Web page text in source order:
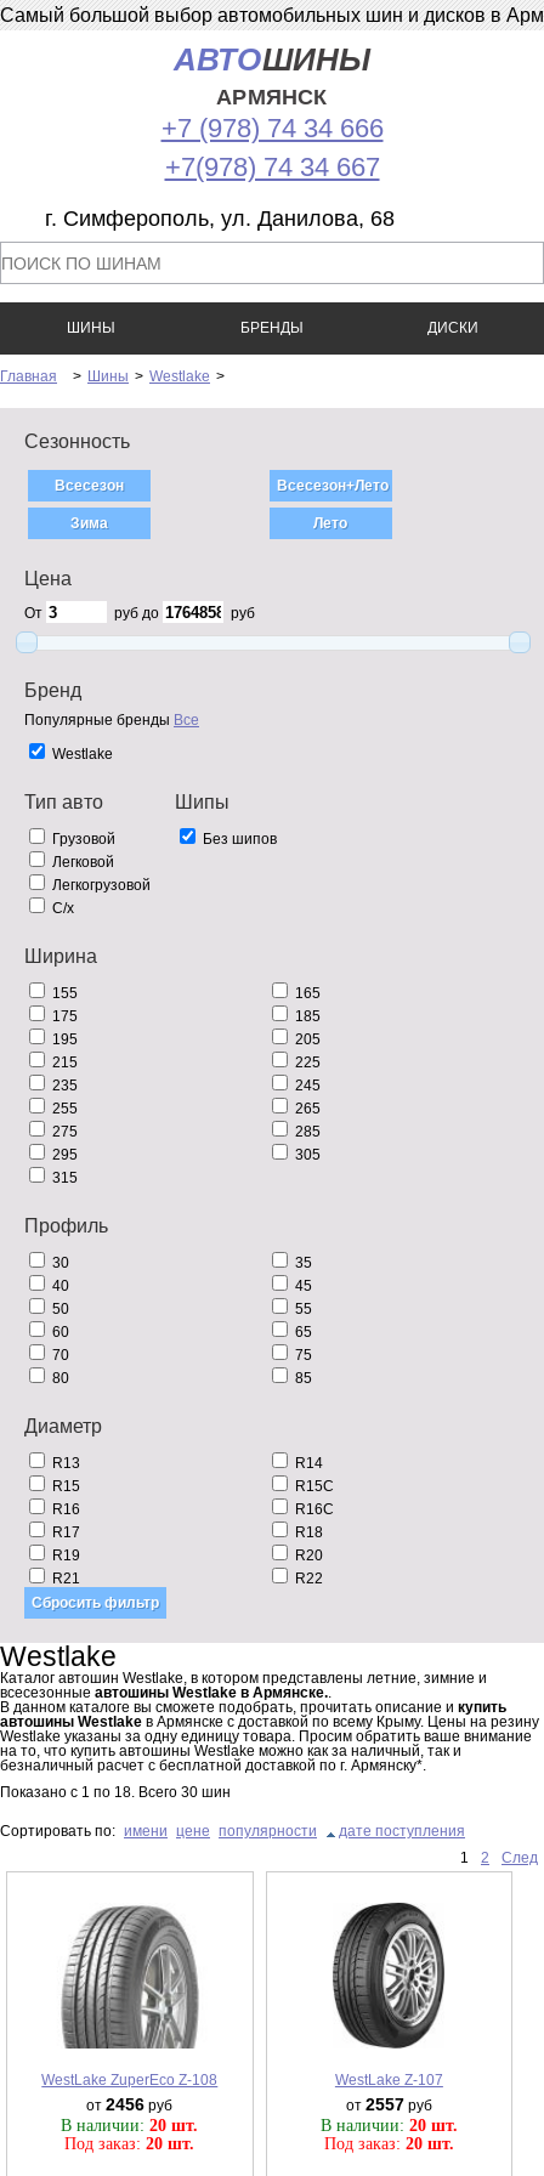
Самый большой выбор автомобильных шин и дисков в
АВТОШИНЫ
АРМЯНСК
+7 (978) 74 34 666
+7(978) 74 34 667
г. Симферополь, ул. Данилова, 68
ШИНЫ БРЕНДЫ ДИСКИ
Главная > Шины > Westlake >
Сезонность
Цена
От руб до руб
Бренд
Популярные бренды Все
Westlake
Тип авто
Грузовой
Легковой
Легкогрузовой
С/х
Шипы
Без шипов
Ширина
155
165
175
185
195
205
215
225
235
245
255
265
275
285
295
305
315
Профиль
30
35
40
45
50
55
60
65
70
75
80
85
Диаметр
R13
R14
R15
R15C
R16
R16C
R17
R18
R19
R20
R21
R22
Westlake
Каталог автошин Westlake, в котором представлены летние, зимние и
всесезонные автошины Westlake в Армянске.
В данном каталоге вы сможете подобрать, прочитать описание и купить
автошины Westlake в Армянске с доставкой по всему Крыму. Цены на резину
Westlake указаны за одну единицу товара. Просим обратить ваше внимание
на то, что купить автошины Westlake можно как за наличный, так и
безналичный расчет с бесплатной доставкой по г. Армянску*.
Показано с 1 по 18 . Всего 30 шин
Сортировать по: имени цене популярности
дате поступления
1
2 След
WestLake ZuperEco Z-108
от2456 руб
В наличии:20 шт.
Под заказ:20 шт.
WestLake Z-107
от 2557руб
В наличии: 20 шт.
Под заказ: 20 шт.